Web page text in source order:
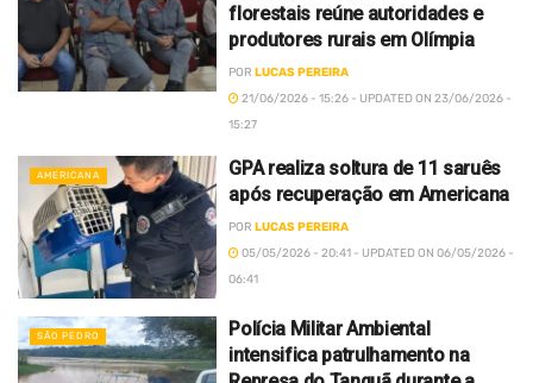
florestais reúne autoridades e
produtores rurais em Olímpia
POR LUCAS PEREIRA
21/06/2026 - 15:26 - UPDATED ON 23/06/2026 -
15:27
AMERICANA
GPA realiza soltura de 11 saruês
após recuperação em Americana
POR LUCAS PEREIRA
05/05/2026 - 20:41 - UPDATED ON 06/05/2026 -
06:41
SÃO PEDRO
Polícia Militar Ambiental
intensifica patrulhamento na